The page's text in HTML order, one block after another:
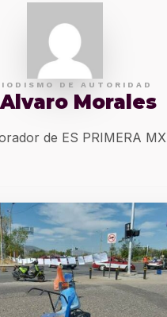
DE AUTORIDAD
Alvaro Morales
de ES PRIMERA MX